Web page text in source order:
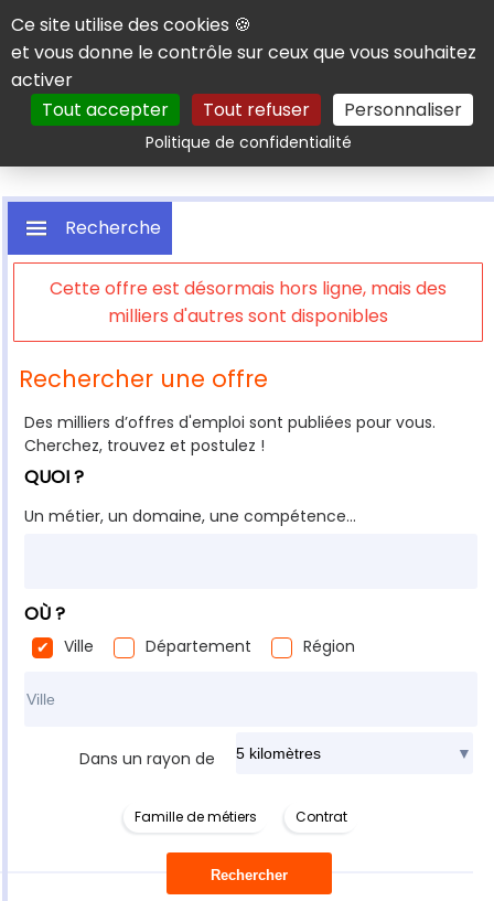
Panneau de gestion des cookies
Ce site utilise des cookies 🍪
et vous donne le contrôle sur ceux que vous souhaitez
activer
Tout accepter
Tout refuser Personnaliser
Politique de confidentialitéRechercher
Cette offre est désormais hors ligne, mais des
milliers d'autres sont disponibles
Recherche
Rechercher une offre
Des milliers d’offres d'emploi sont publiées pour vous.
Cherchez, trouvez et postulez !
QUOI ?
Un métier, un domaine, une compétence...
OÙ ?
Ville Département
Région
Dans un rayon de
Famille de métiers Contrat